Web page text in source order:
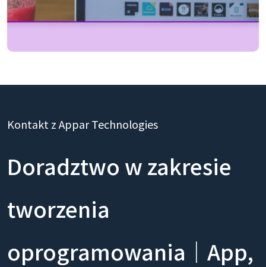
Kontakt z Appar Technologies
Doradztwo w zakresie
tworzenia
oprogramowania｜App,